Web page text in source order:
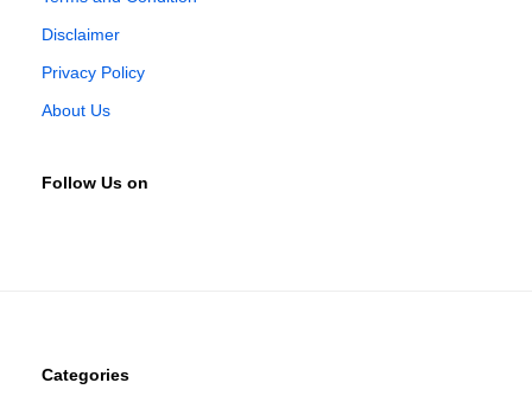
Disclaimer
Privacy Policy
About Us
Follow Us on
Categories